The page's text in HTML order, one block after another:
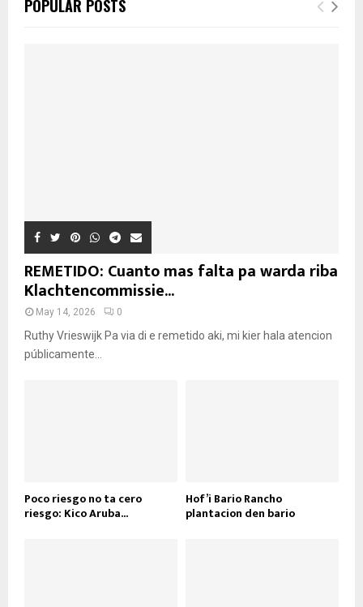
POPULAR POSTS
REMETIDO: Cuanto mas falta pa warda riba
Klachtencommissie...
May 14, 2026 0
Ruthy Vrieswijk Pa via di e remetido aki, mi kier hala atencion
públicamente...
Poco riesgo no ta cero
riesgo: Kico Aruba...
Hof’i Bario Rancho
plantacion den bario